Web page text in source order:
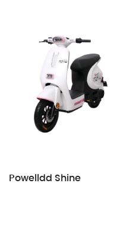
Powelldd Shine